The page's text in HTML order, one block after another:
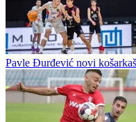
Adi Jogunčić novo pojačanje
omladinske lige BiH U-17